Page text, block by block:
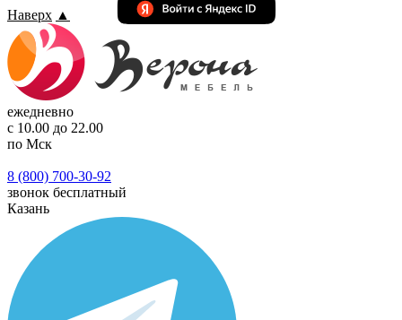
Наверх ▲
ежедневно
с 10.00 до 22.00
по Мск
8 (800) 700-30-92
звонок бесплатный
Казань